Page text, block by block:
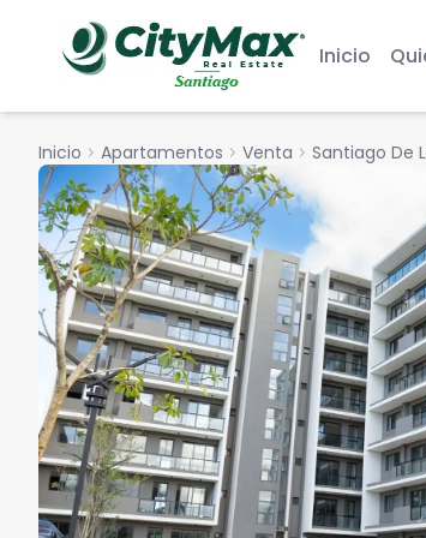
Inicio
Inicio chevron_right Apartamentos chevron_right Venta chevron_right Santiago De